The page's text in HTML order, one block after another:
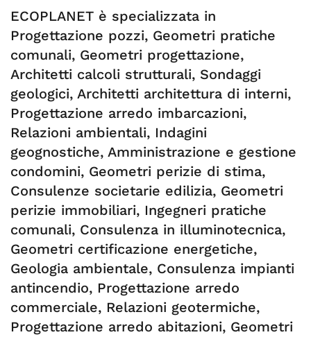
ECOPLANET è specializzata in
Progettazione pozzi, Geometri pratiche
comunali, Geometri progettazione,
Architetti calcoli strutturali, Sondaggi
geologici, Architetti architettura di interni,
Progettazione arredo imbarcazioni,
Relazioni ambientali, Indagini
geognostiche, Amministrazione e gestione
condomini, Geometri perizie di stima,
Consulenze societarie edilizia, Geometri
perizie immobiliari, Ingegneri pratiche
comunali, Consulenza in illuminotecnica,
Geometri certificazione energetiche,
Geologia ambientale, Consulenza impianti
antincendio, Progettazione arredo
commerciale, Relazioni geotermiche,
Progettazione arredo abitazioni, Geometri